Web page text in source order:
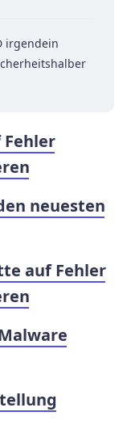
irgendein
neuesten
auf Fehler